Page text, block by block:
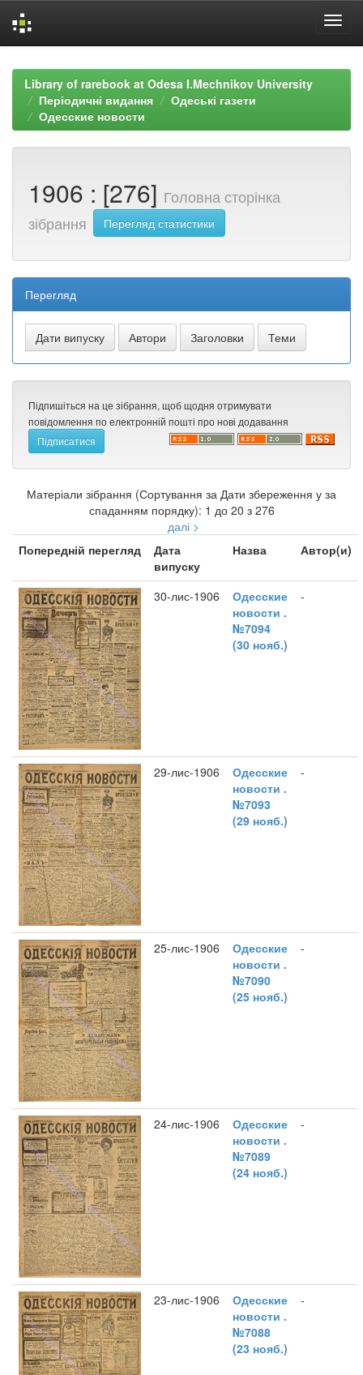
navigationLibrary of rarebook at Odesa I.Mechnikov University
Періодичні видання
Одеські газети
Одесские новости
1906 : [276] Головна сторінка
зібрання
Перегляд статистики
Перегляд
Підпишіться на це зібрання, щоб щодня отримувати
повідомлення по електронній пошті про нові додавання
Матеріали зібрання (Сортування за Дати збереження у за
спаданням порядку): 1 до 20 з 276
далі >
Попередній перегляд
Дата
випуску
Назва Автор(и)
30-лис-1906
Одесские
новости .
№7094
(30 нояб.)
-
29-лис-1906
Одесские
новости .
№7093
(29 нояб.)
-
25-лис-1906
Одесские
новости .
№7090
(25 нояб.)
-
24-лис-1906
Одесские
новости .
№7089
(24 нояб.)
-
23-лис-1906
Одесские
новости .
№7088
(23 нояб.)
-